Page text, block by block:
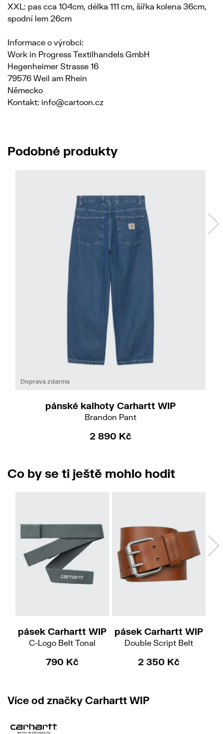
XXL: pas cca 104cm, délka 111 cm, šířka kolena 36cm,
spodní lem 26cm
Informace o výrobci:
Work in Progress Textilhandels GmbH
Hegenheimer Strasse 16
79576 Weil am Rhein
Německo
Kontakt: info@cartoon.cz
Podobné produkty
Doprava zdarma
pánské kalhoty Carhartt WIP
Brandon Pant
2 890 Kč
Co by se ti ještě mohlo hodit
pásek Carhartt WIP
C-Logo Belt Tonal
790 Kč
pásek Carhartt WIP
Double Script Belt
2 350 Kč
Více od značky Carhartt WIP